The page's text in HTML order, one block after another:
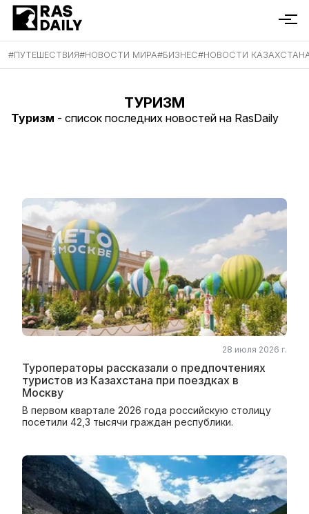
#ПУТЕШЕСТВИЯ#НОВОСТИ МИРА#БИЗНЕС#НОВОСТИ
ТУРИЗМ
Туризм - список последних новостей на RasDaily
28 июля 2026 г.
Туроператоры рассказали о предпочтениях
туристов из Казахстана при поездках в
Москву
В первом квартале 2026 года российскую столицу
посетили 42,3 тысячи граждан республики.